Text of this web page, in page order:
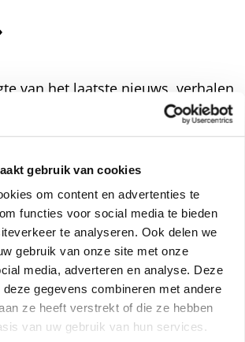
gebruik van cookies
om content en advertenties te
functies voor social media te bieden
te analyseren. Ook delen we
gebruik van onze site met onze
media, adverteren en analyse. Deze
gegevens combineren met andere
ze heeft verstrekt of die ze hebben
van uw gebruik van hun services.
van het laatste nieuws, verhalen,
rondom Kansfonds
bestaanszekerheid
dak- en thuisloosheid